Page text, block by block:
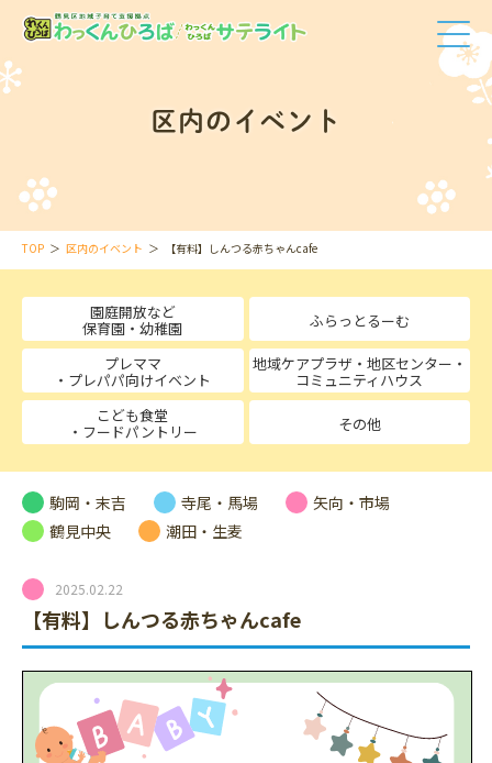
区内のイベント
TOP 区内のイベント 【有料】しんつる赤ちゃんcafe
園庭開放など
保育園・幼稚園 ふらっとるーむ
プレママ
・プレパパ向けイベント
地域ケアプラザ・地区センター・
コミュニティハウス
こども食堂
・フードパントリー その他
駒岡・末吉 寺尾・馬場
矢向・市場
鶴見中央
潮田・生麦
2025.02.22
【有料】しんつる赤ちゃんcafe